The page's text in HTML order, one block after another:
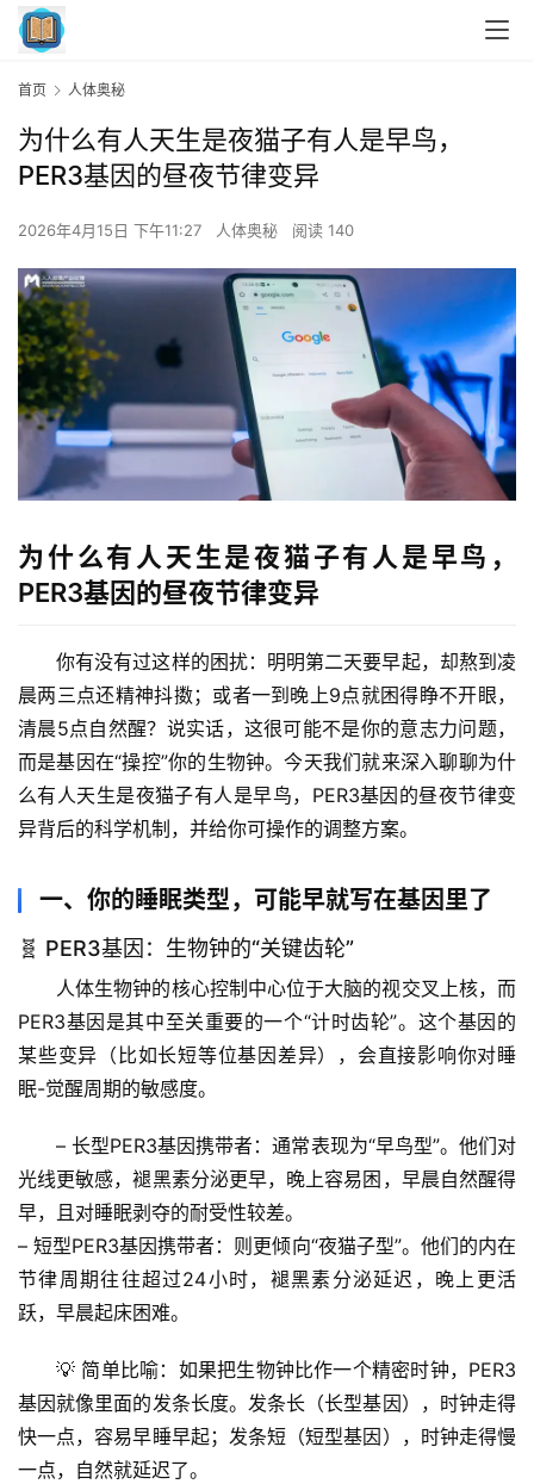
首页 人体奥秘
为什么有人天生是夜猫子有人是早鸟，
PER3基因的昼夜节律变异
2026年4月15日 下午11:27 人体奥秘 阅读 140
为什么有人天生是夜猫子有人是早鸟，
PER3基因的昼夜节律变异
你有没有过这样的困扰：明明第二天要早起，却熬到凌
晨两三点还精神抖擞；或者一到晚上9点就困得睁不开眼，
清晨5点自然醒？说实话，这很可能不是你的意志力问题，
而是基因在“操控”你的生物钟。今天我们就来深入聊聊为什
么有人天生是夜猫子有人是早鸟，PER3基因的昼夜节律变
异背后的科学机制，并给你可操作的调整方案。
一、你的睡眠类型，可能早就写在基因里了
🧬 PER3基因：生物钟的“关键齿轮”
人体生物钟的核心控制中心位于大脑的视交叉上核，而
PER3基因 是其中至关重要的一个“计时齿轮”。这个基因的
某些变异（比如长短等位基因差异），会直接影响你对睡
眠-觉醒周期的敏感度。
– 长型PER3基因携带者：通常表现为“早鸟型”。他们对
光线更敏感，褪黑素分泌更早，晚上容易困，早晨自然醒得
早，且对睡眠剥夺的耐受性较差。
– 短型PER3基因携带者：则更倾向“夜猫子型”。他们的内在
节律周期往往超过24小时，褪黑素分泌延迟，晚上更活
跃，早晨起床困难。
💡 简单比喻：如果把生物钟比作一个精密时钟，PER3
基因就像里面的发条长度。发条长（长型基因），时钟走得
快一点，容易早睡早起；发条短（短型基因），时钟走得慢
一点，自然就延迟了。